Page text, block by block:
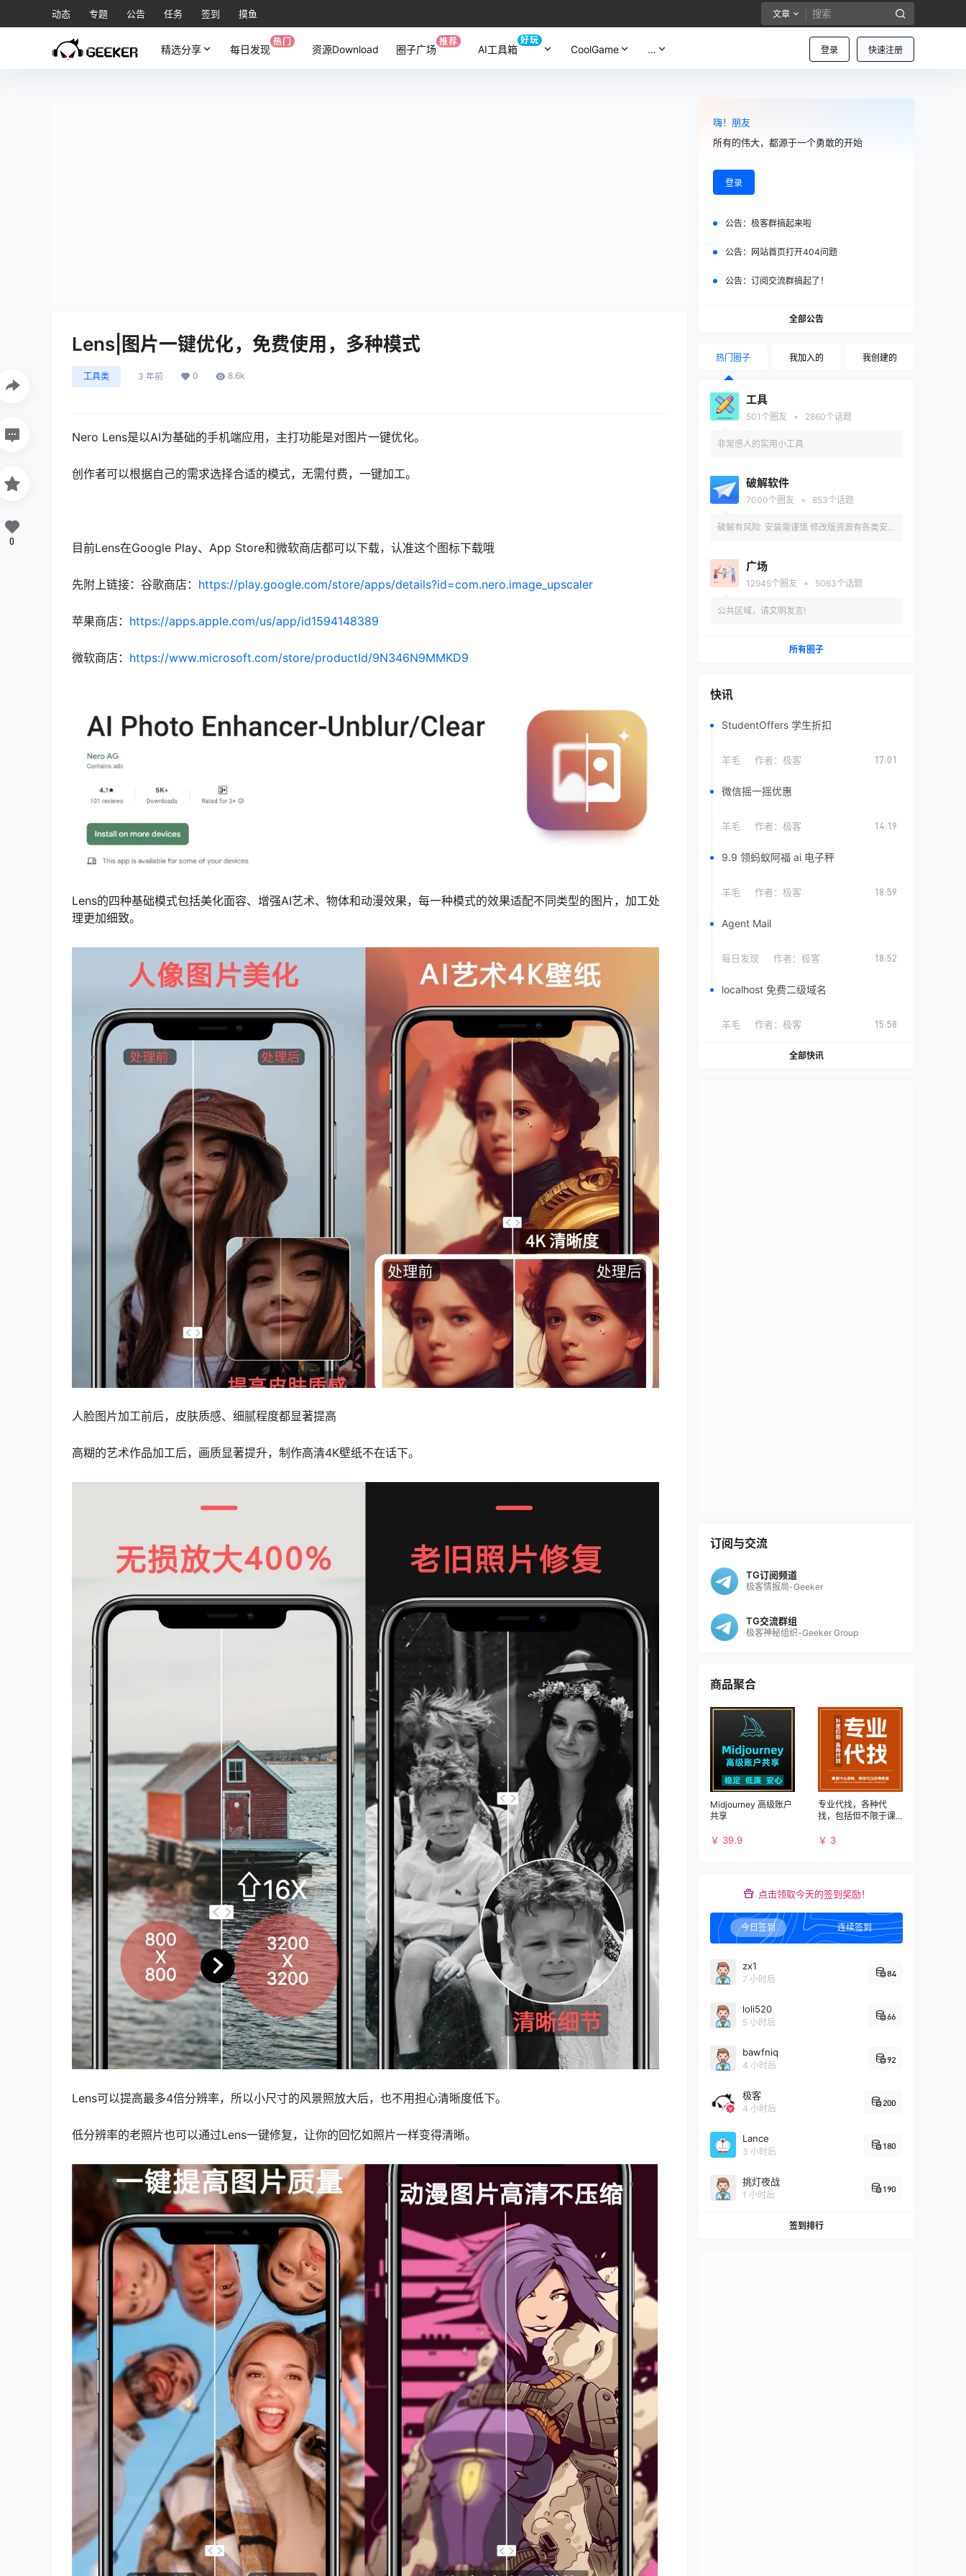
动态 专题 公告 任务 签到 摸鱼 文章
登录 快速注册
精选分享 每日发现
热门
资源Download 圈子广场
推荐
AI工具箱
好玩
CoolGame …
Lens|图片一键优化，免费使用，多种模式
工具类 3 年前 0 8.6k
Nero Lens是以AI为基础的手机端应用，主打功能是对图片一键优化。
创作者可以根据自己的需求选择合适的模式，无需付费，一键加工。
目前Lens在Google Play、App Store和微软商店都可以下载，认准这个图标下载哦
先附上链接：谷歌商店： https://play.google.com/store/apps/details?id=com.nero.image_upscaler
苹果商店： https://apps.apple.com/us/app/id1594148389
微软商店： https://www.microsoft.com/store/productId/9N346N9MMKD9
Lens的四种基础模式包括美化面容、增强AI艺术、物体和动漫效果，每一种模式的效果适配不同类型的图片，加工处
理更加细致。
人脸图片加工前后，皮肤质感、细腻程度都显著提高
高糊的艺术作品加工后，画质显著提升，制作高清4K壁纸不在话下。
Lens可以提高最多4倍分辨率，所以小尺寸的风景照放大后，也不用担心清晰度低下。
低分辨率的老照片也可以通过Lens一键修复，让你的回忆如照片一样变得清晰。
0
嗨！朋友
所有的伟大，都源于一个勇敢的开始
登录
公告： 极客群搞起来啦
公告： 网站首页打开404问题
公告： 订阅交流群搞起了！
全部公告
热门圈子 我加入的 我创建的
工具
501 个圈友 • 2860个话题
非常感人的实用小工具
破解软件
7000个圈友 • 853个话题
破解有风险 安装需谨慎 修改版资源有各类安
试安装
广场
12945个圈友 • 5063个话题
公共区域，请文明发言!
所有圈子
快讯
StudentOffers 学生折扣
羊毛 作者： 极客 17:01
微信摇一摇优惠
羊毛 作者： 极客 14:19
9.9 领蚂蚁阿福 ai 电子秤
羊毛 作者： 极客 18:59
Agent Mail
每日发现 作者： 极客 18:52
localhost 免费二级域名
羊毛 作者： 极客 15:58
全部快讯
订阅与交流
TG订阅频道
极客情报局-Geeker
TG交流群组
极客神秘组织-Geeker Group
商品聚合
Midjourney 高级账户
共享
￥ 39.9
专业代找，各种代
找，包括但不限于课
用、破解等资源
￥ 3
点击领取今天的签到奖励！
今日签到 连续签到
zx1
7 小时后
84
loli520
5 小时后
66
bawfniq
4 小时后
92
极客
4 小时后
200
Lance
3 小时后
180
挑灯夜战
1 小时后
190
签到排行